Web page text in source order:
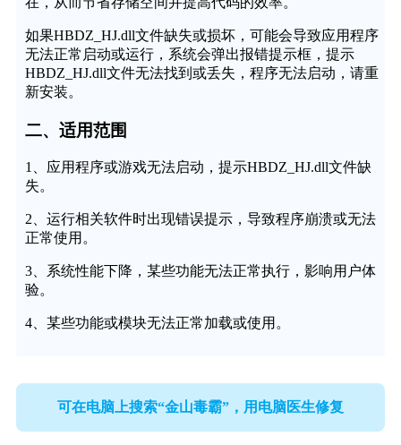
如果HBDZ_HJ.dll文件缺失或损坏，可能会导致应用程序
无法正常启动或运行，系统会弹出报错提示框，提示
HBDZ_HJ.dll文件无法找到或丢失，程序无法启动，请重
新安装。
二、适用范围
1、应用程序或游戏无法启动，提示HBDZ_HJ.dll文件缺
失。
2、运行相关软件时出现错误提示，导致程序崩溃或无法
正常使用。
3、系统性能下降，某些功能无法正常执行，影响用户体
验。
4、某些功能或模块无法正常加载或使用。
可在电脑上搜索“金山毒霸”，用电脑医生修复